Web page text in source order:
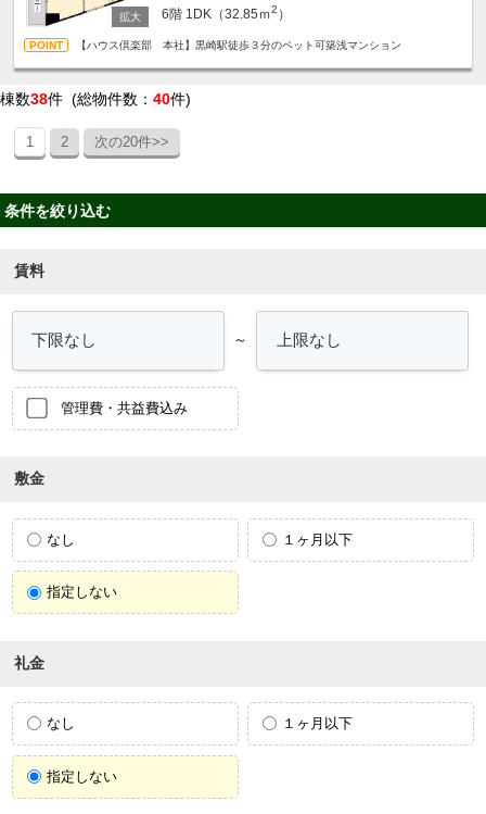
6階 1DK（32.85ｍ2 ）
【ハウス倶楽部 本社】黒崎駅徒歩３分のペット可築浅マンション
棟数38件 (総物件数： 40件)
1 2 次の20件>>
条件を絞り込む
賃料
～
管理費・共益費込み
敷金
なし １ヶ月以下
指定しない
礼金
なし １ヶ月以下
指定しない